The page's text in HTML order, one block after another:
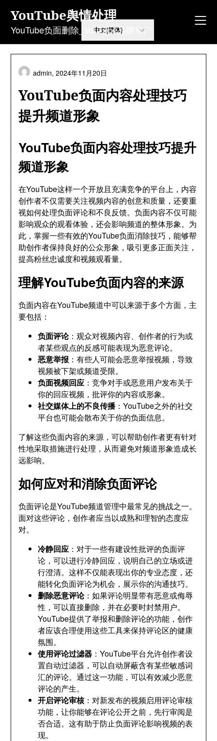
content
YouTube舆情处理
YouTube负面删除_YouTube品牌推广
YouTube负面内容处理技巧
提升频道形象
admin,2024年11月20日
YouTube负面内容处理技巧提升
频道形象
在YouTube这样一个开放且充满竞争的平台上，内容
创作者不仅需要关注视频内容的创意和质量，还要重
视如何处理负面评论和不良反馈。负面内容不仅可能
影响观众的观看体验，还会影响频道的整体形象。为
此，掌握一些有效的YouTube负面消除技巧，能够帮
助创作者保持良好的公众形象，吸引更多正面关注，
提高粉丝忠诚度和视频观看量。
理解YouTube负面内容的来源
负面内容在YouTube频道中可以来源于多个方面，主
要包括：
负面评论：观众对视频内容、创作者的行为或
者某些观点的反感可能表现为恶意评论。
恶意举报 ：有些人可能会恶意举报视频，导致
视频被下架或频道受限。
负面视频回应 ：竞争对手或恶意用户发布关于
你的回应视频，批评你的内容或形象。
社交媒体上的不良传播：YouTube之外的社交
平台也可能会散布关于你的负面信息。
了解这些负面内容的来源，可以帮助创作者更有针对
性地采取措施进行处理，从而避免对频道形象造成长
远影响。
如何应对和消除负面评论
负面评论是YouTube频道管理中最常见的挑战之一。
面对这些评论，创作者应当以成熟和理智的态度应
对。
冷静回应 ：对于一些有建设性批评的负面评
论，可以进行冷静回应，说明自己的立场或进
行澄清。这样不仅能表现出你的专业态度，还
能转化负面评论为机会，展示你的沟通技巧。
删除恶意评论：如果评论明显带有恶意或侮辱
性，可以直接删除，并在必要时封禁用户。
YouTube提供了举报和删除评论的功能，创作
者应该合理使用这些工具来保持评论区的健康
氛围。
使用评论过滤器 ：YouTube平台允许创作者设
置自动过滤器，可以自动屏蔽含有某些敏感词
汇的评论。通过这一功能，可以有效减少恶意
评论的产生。
开启评论审核：对新发布的视频启用评论审核
功能，让你能够在评论公开之前，先行审阅是
否合适。这有助于防止负面评论影响视频的表
现。